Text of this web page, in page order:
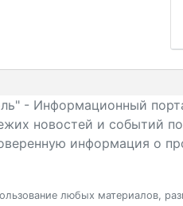
- Информационный
новостей и событий
информация о
любых материалов,